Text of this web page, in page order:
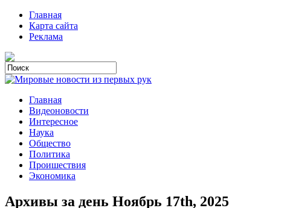
Главная
Карта сайта
Реклама
Главная
Видеоновости
Интересное
Наука
Общество
Политика
Проишествия
Экономика
Архивы за день Ноябрь 17th, 2025